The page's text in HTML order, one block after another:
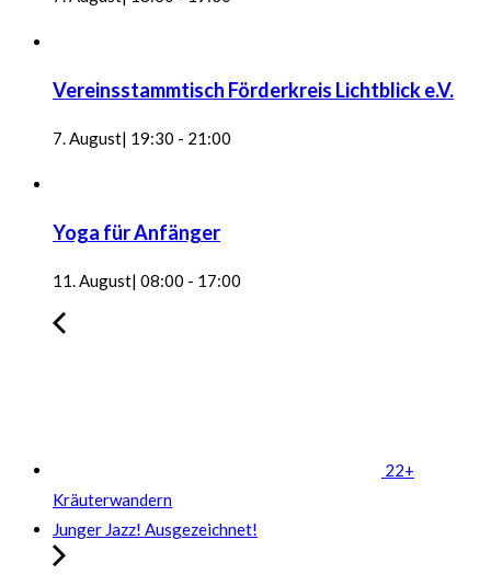
Vereinsstammtisch Förderkreis Lichtblick e.V.
7. August| 19:30 - 21:00
Yoga für Anfänger
11. August| 08:00 - 17:00
22+
Kräuterwandern
Junger Jazz! Ausgezeichnet!